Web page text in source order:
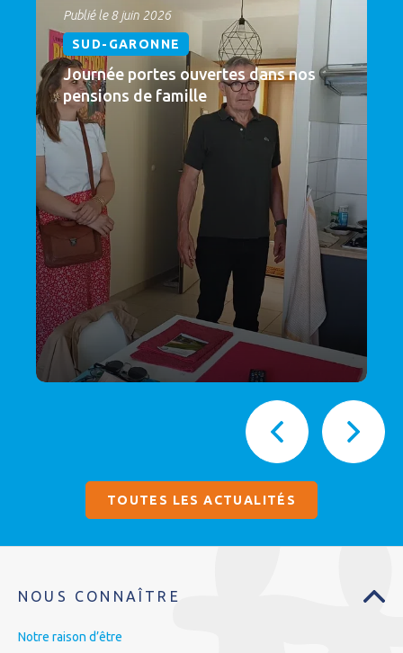
Publié le 8 juin 2026
SUD-GARONNE
Journée portes ouvertes dans nos
pensions de famille
TOUTES LES ACTUALITÉS
NOUS CONNAÎTRE
Notre raison d’être